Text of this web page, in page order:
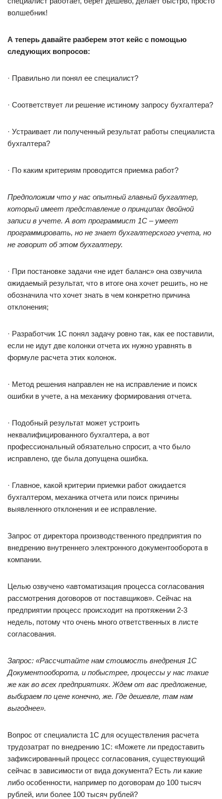
волшебник!
А теперь давайте разберем этот кейс с помощью
следующих вопросов:
· Правильно ли понял ее специалист?
· Соответствует ли решение истиному запросу бухгалтера?
· Устраивает ли полученный результат работы специалиста
бухгалтера?
· По каким критериям проводится приемка работ?
Предположим что у нас опытный главный бухгалтер,
который имеет представление о принципах двойной
записи в учете. А вот программист 1С – умеет
программировать, но не знает бухгалтерского учета, но
не говорит об этом бухгалтеру.
· При постановке задачи «не идет баланс» она озвучила
ожидаемый результат, что в итоге она хочет решить, но не
обозначила что хочет знать в чем конкретно причина
отклонения;
· Разработчик 1С понял задачу ровно так, как ее поставили,
если не идут две колонки отчета их нужно уравнять в
формуле расчета этих колонок.
· Метод решения направлен не на исправление и поиск
ошибки в учете, а на механику формирования отчета.
· Подобный результат может устроить
неквалифицированного бухгалтера, а вот
профессиональный обязательно спросит, а что было
исправлено, где была допущена ошибка.
· Главное, какой критерии приемки работ ожидается
бухгалтером, механика отчета или поиск причины
выявленного отклонения и ее исправление.
Запрос от директора производственного предприятия по
внедрению внутреннего электронного документооборота в
компании.
Целью озвучено «автоматизация процесса согласования
рассмотрения договоров от поставщиков». Сейчас на
предприятии процесс происходит на протяжении 2-3
недель, потому что очень много ответственных в листе
согласования.
Запрос: «Рассчитайте нам стоимость внедрения 1С
Документооборота, и побыстрее, процессы у нас такие
же как во всех предприятиях. Ждем от вас предложение,
выбираем по цене конечно, же. Где дешевле, там нам
выгоднее».
Вопрос от специалиста 1С для осуществления расчета
трудозатрат по внедрению 1С: «Можете ли предоставить
зафиксированный процесс согласования, существующий
сейчас в зависимости от вида документа? Есть ли какие
либо особенности, например по договорам до 100 тысяч
рублей, или более 100 тысяч рублей?